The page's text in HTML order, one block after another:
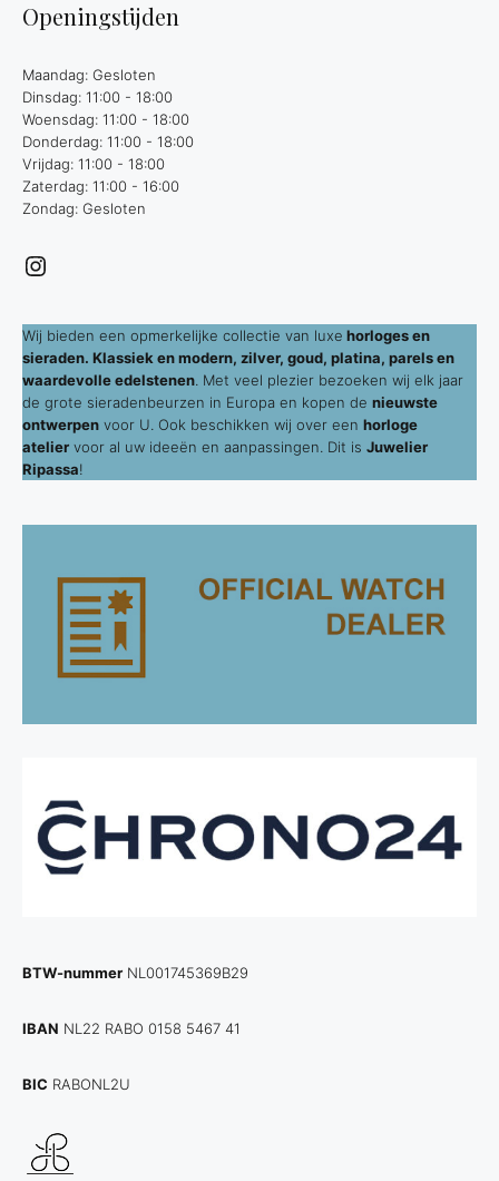
Openingstijden
Maandag: Gesloten
Dinsdag: 11:00 - 18:00
Woensdag: 11:00 - 18:00
Donderdag: 11:00 - 18:00
Vrijdag: 11:00 - 18:00
Zaterdag: 11:00 - 16:00
Zondag: Gesloten
Instagram
Wij bieden een opmerkelijke collectie van luxe horloges en
sieraden. Klassiek en modern, zilver, goud, platina, parels en
waardevolle edelstenen . Met veel plezier bezoeken wij elk jaar
de grote sieradenbeurzen in Europa en kopen de nieuwste
ontwerpen voor U. Ook beschikken wij over een horloge
atelier voor al uw ideeën en aanpassingen. Dit is Juwelier
Ripassa!
BTW-nummer NL001745369B29
IBAN NL22 RABO 0158 5467 41
BIC RABONL2U